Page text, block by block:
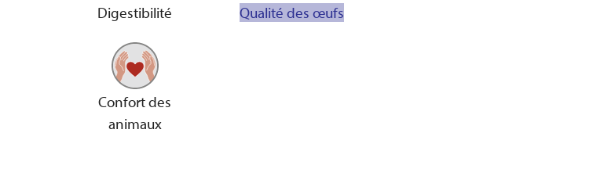
Digestibilité Qualité des œufs
Confort des
animaux